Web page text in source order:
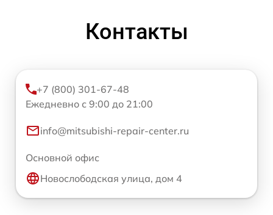
Контакты
+7 (800) 301-67-48
Ежедневно с 9:00 до 21:00
info@mitsubishi-repair-center.ru
Основной офис
Новослободская улица, дом 4